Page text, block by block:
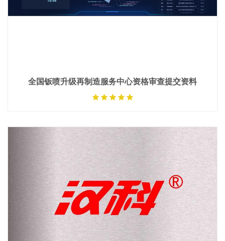
全国钣喷升级再制造服务中心资格审查提交资料